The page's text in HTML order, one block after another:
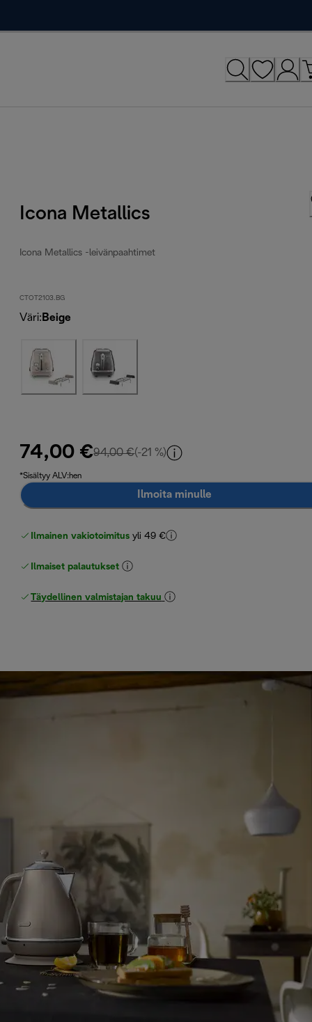
Icona Metallics
Icona Metallics -leivänpaahtimet
CTOT2103.BG
Väri: Beige
74,00 €94,00 €alkuperäinen hinta 94,00 €
(-21 %)
*Sisältyy ALV:hen
Ilmoita minulle
Ilmainen vakiotoimitus yli 49 €
Ilmaiset palautukset
Täydellinen valmistajan takuu